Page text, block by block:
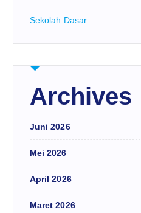
Sekolah Dasar
Archives
Juni 2026
Mei 2026
April 2026
Maret 2026